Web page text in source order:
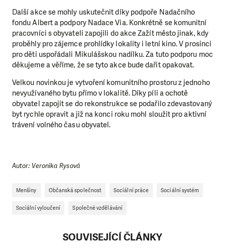
Další akce se mohly uskutečnit díky podpoře Nadačního
fondu Albert a podpory Nadace Via. Konkrétně se komunitní
pracovníci s obyvateli zapojili do akce Zažít město jinak, kdy
proběhly pro zájemce prohlídky lokality i letní kino. V prosinci
pro děti uspořádali Mikulášskou nadílku. Za tuto podporu moc
děkujeme a věříme, že se tyto akce bude dařit opakovat.
Velkou novinkou je vytvoření komunitního prostoru z jednoho
nevyužívaného bytu přímo v lokalitě. Díky píli a ochotě
obyvatel zapojit se do rekonstrukce se podařilo zdevastovaný
byt rychle opravit a již na konci roku mohl sloužit pro aktivní
trávení volného času obyvatel.
Autor: Veronika Rysová
Menšiny Občanská společnost Sociální práce Sociální systém
Sociální vyloučení Společné vzdělávání
SOUVISEJÍCÍ ČLÁNKY